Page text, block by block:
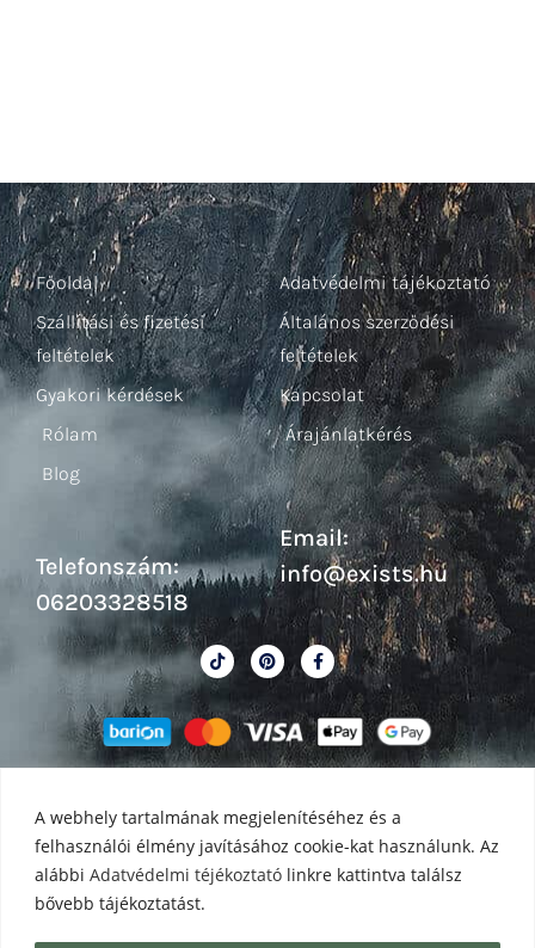
A webhely tartalmának megjelenítéséhez és a
felhasználói élmény javításához cookie-kat használunk. Az
alábbi Adatvédelmi téjékoztató linkre kattintva találsz
bővebb tájékoztatást.
Főoldal
Szállítási és fizetési
feltételek
Gyakori kérdések
Rólam
Blog
Telefonszám:
06203328518
Adatvédelmi tájékoztató
Általános szerződési
feltételek
Kapcsolat
Árajánlatkérés
Email:
info@exists.hu